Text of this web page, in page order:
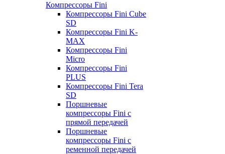
Компрессоры Fini
Компрессоры Fini Cube
SD
Компрессоры Fini K-
MAX
Компрессоры Fini
Micro
Компрессоры Fini
PLUS
Компрессоры Fini Tera
SD
Поршневые
компрессоры Fini с
прямой передачей
Поршневые
компрессоры Fini с
ременной передачей